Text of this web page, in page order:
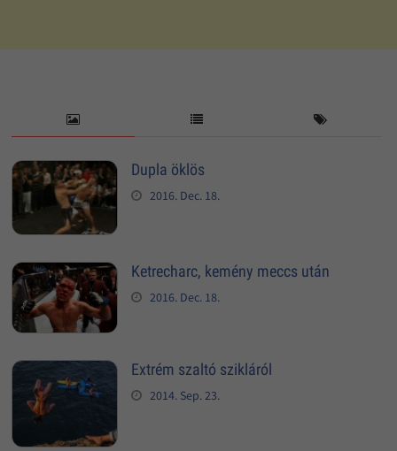
Dupla öklös
2016. Dec. 18.
Ketrecharc, kemény meccs után
2016. Dec. 18.
Extrém szaltó szikláról
2014. Sep. 23.